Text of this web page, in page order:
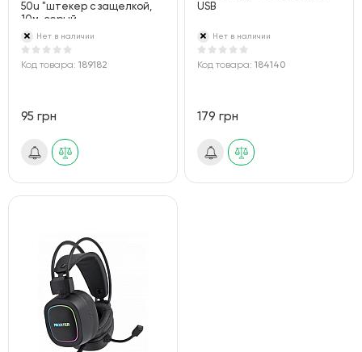
50u "штекер с защелкой,
10м, серый
Нет в наличии
Код товара: 189182
95 грн
USB
Нет в наличии
Код товара:184140
179 грн